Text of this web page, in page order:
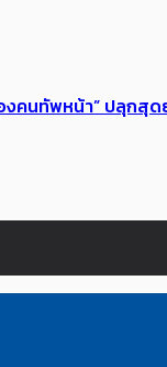
งคนทัพหน้า” ปลุ